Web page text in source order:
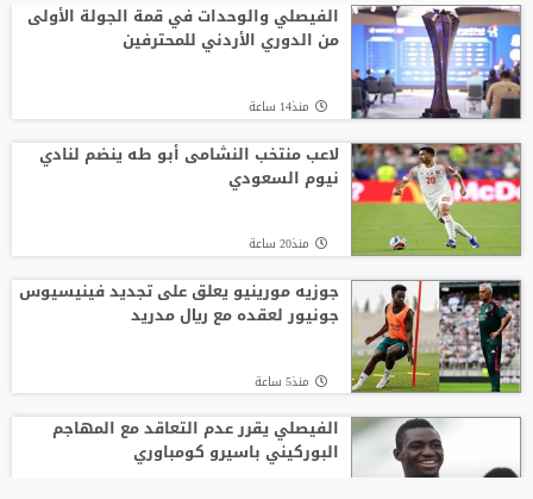
الفيصلي والوحدات في قمة الجولة الأولى
من الدوري الأردني للمحترفين
منذ14 ساعة
لاعب منتخب النشامى أبو طه ينضم لنادي
نيوم السعودي
منذ20 ساعة
جوزيه مورينيو يعلق على تجديد فينيسيوس
جونيور لعقده مع ريال مدريد
منذ5 ساعة
الفيصلي يقرر عدم التعاقد مع المهاجم
البوركيني باسيرو كومباوري